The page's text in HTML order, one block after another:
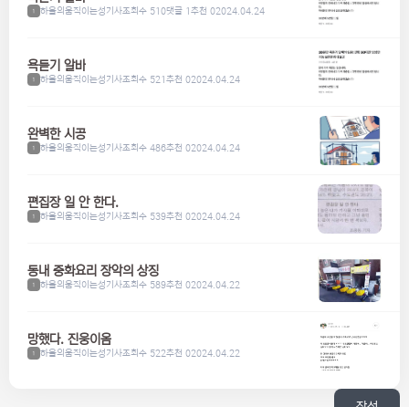
1 하울의움직이는성기사조회수 510댓글 1추천 02024.04.24
욕듣기 알바
1 하울의움직이는성기사조회수 521추천 02024.04.24
완벽한 시공
1 하울의움직이는성기사조회수 486추천 02024.04.24
편집장 일 안 한다.
1 하울의움직이는성기사조회수 539추천 02024.04.24
동내 중화요리 장악의 상징
1 하울의움직이는성기사조회수 589추천 02024.04.22
망했다. 진웅이옴
1 하울의움직이는성기사조회수 522추천 02024.04.22